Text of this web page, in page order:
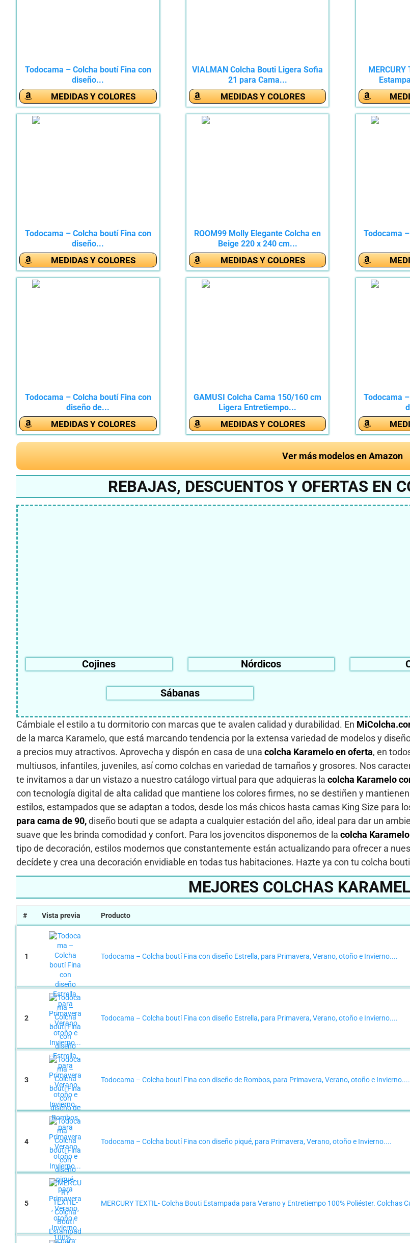
Todocama – Colcha boutí Fina con
diseño...
MEDIDAS Y COLORES
VIALMAN Colcha Bouti Ligera Sofia
21 para Cama...
MEDIDAS Y COLORES
Todocama – Colcha boutí Fina con
diseño...
MEDIDAS Y COLORES
ROOM99 Molly Elegante Colcha en
Beige 220 x 240 cm...
MEDIDAS Y COLORES
Todocama
Todocama – Colcha boutí Fina con
diseño de...
MEDIDAS Y COLORES
GAMUSI Colcha Cama 150/160 cm
Ligera Entretiempo...
MEDIDAS Y COLORES
Todocama
Ver más modelos en Amazon
REBAJAS, DESCUENTOS Y OFERTAS EN
Cojines Nórdicos
Sábanas
Cámbiale el estilo a tu dormitorio con marcas que te avalen calidad y durabilidad. En
de la marca Karamelo, que está marcando tendencia por la extensa variedad de modelos y
a precios muy atractivos. Aprovecha y dispón en casa de una colcha Karamelo en oferta, en
multiusos, infantiles, juveniles, así como colchas en variedad de tamaños y grosores. Nos
te invitamos a dar un vistazo a nuestro catálogo virtual para que adquieras la colcha Karamelo
con tecnología digital de alta calidad que mantiene los colores firmes, no se destiñen y
estilos, estampados que se adaptan a todos, desde los más chicos hasta camas King Size para
para cama de 90,diseño bouti que se adapta a cualquier estación del año, ideal para dar un
suave que les brinda comodidad y confort. Para los jovencitos disponemos de la colcha
tipo de decoración, estilos modernos que constantemente están actualizando para ofrecer a
decídete y crea una decoración envidiable en todas tus habitaciones. Hazte ya con tu colcha
MEJORES COLCHAS
# Vista previa Producto
1 Todocama – Colcha boutí Fina con diseño Estrella, para Primavera, Verano, otoño e Invierno....
2 Todocama – Colcha boutí Fina con diseño Estrella, para Primavera, Verano, otoño e Invierno....
3 Todocama – Colcha boutí Fina con diseño de Rombos, para Primavera, Verano, otoño e Invierno....
4 Todocama – Colcha boutí Fina con diseño piqué, para Primavera, Verano, otoño e Invierno....
5 MERCURY TEXTIL- Colcha Bouti Estampada para Verano y Entretiempo 100% Poliéster. Colchas